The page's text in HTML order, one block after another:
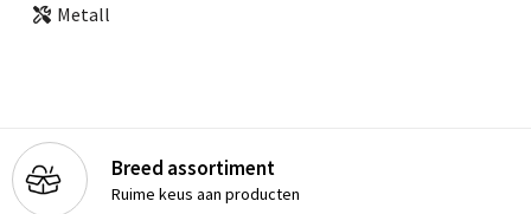
Metall
Breed assortiment
Ruime keus aan producten